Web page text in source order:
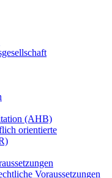
(AHB)
orientierte
Voraussetzungen